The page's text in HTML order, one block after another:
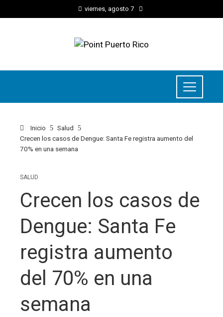
viernes, agosto 7
Inicio
Salud
Crecen los casos de Dengue: Santa Fe registra aumento del
70% en una semana
SALUD
Crecen los casos de
Dengue: Santa Fe
registra aumento
del 70% en una
semana